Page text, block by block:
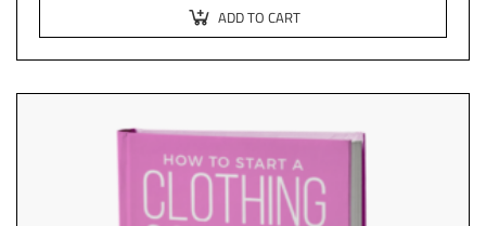
ADD TO CART